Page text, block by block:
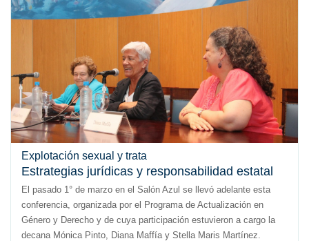
Explotación sexual y trata
Estrategias jurídicas y responsabilidad estatal
El pasado 1° de marzo en el Salón Azul se llevó adelante esta
conferencia, organizada por el Programa de Actualización en
Género y Derecho y de cuya participación estuvieron a cargo la
decana Mónica Pinto, Diana Maffía y Stella Maris Martínez.